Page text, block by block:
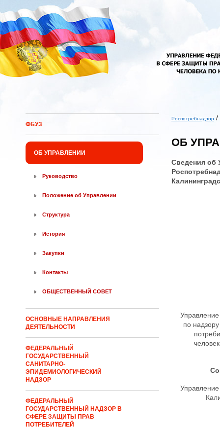
Перейти к основному содержанию
ФБУЗ
ОБ УПРАВЛЕНИИ
Руководство
Положение об Управлении
Структура
История
Закупки
Контакты
ОБЩЕСТВЕННЫЙ СОВЕТ
ОСНОВНЫЕ НАПРАВЛЕНИЯ
ДЕЯТЕЛЬНОСТИ
ФЕДЕРАЛЬНЫЙ
ГОСУДАРСТВЕННЫЙ
САНИТАРНО-
ЭПИДЕМИОЛОГИЧЕСКИЙ
НАДЗОР
ФЕДЕРАЛЬНЫЙ
ГОСУДАРСТВЕННЫЙ НАДЗОР В
СФЕРЕ ЗАЩИТЫ ПРАВ
ПОТРЕБИТЕЛЕЙ
Роспотребнадзор /
ОБ
Сведения об
по